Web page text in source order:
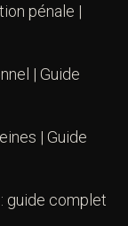
pénale |
| Guide
| Guide
guide complet